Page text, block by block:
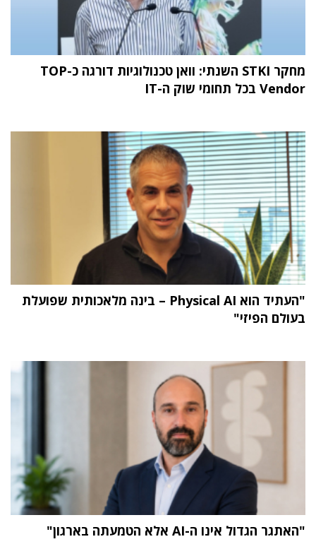
מחקר STKI השנתי: וואן טכנולוגיות דורגה כ-TOP
Vendor בכל תחומי שוק ה-IT
"העתיד הוא Physical AI – בינה מלאכותית שפועלת
בעולם הפיזי"
"האתגר הגדול אינו ה-AI אלא הטמעתה בארגון"